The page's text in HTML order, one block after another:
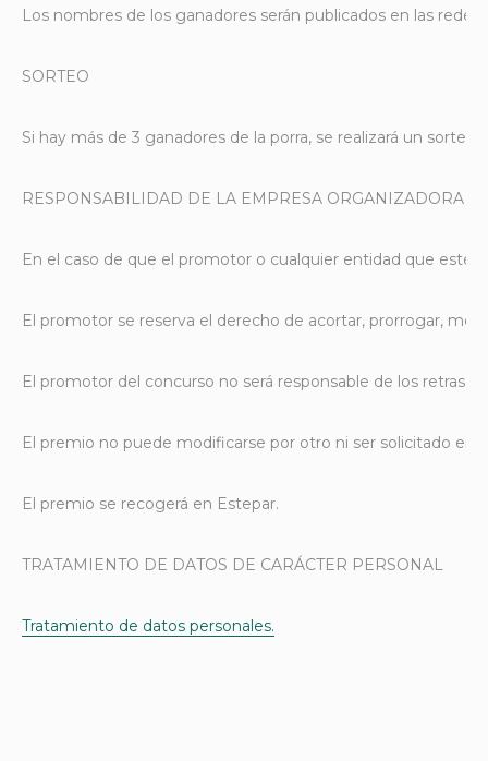
Los nombres de los ganadores serán publicados en las redes
SORTEO
Si hay más de 3 ganadores de la porra, se realizará un
RESPONSABILIDAD DE LA EMPRESA ORGANIZADORA
En el caso de que el promotor o cualquier entidad que esté
El promotor se reserva el derecho de acortar, prorrogar,
El promotor del concurso no será responsable de los
El premio no puede modificarse por otro ni ser solicitado en
El premio se recogerá en Estepar.
TRATAMIENTO DE DATOS DE CARÁCTER PERSONAL
Tratamiento de datos personales.